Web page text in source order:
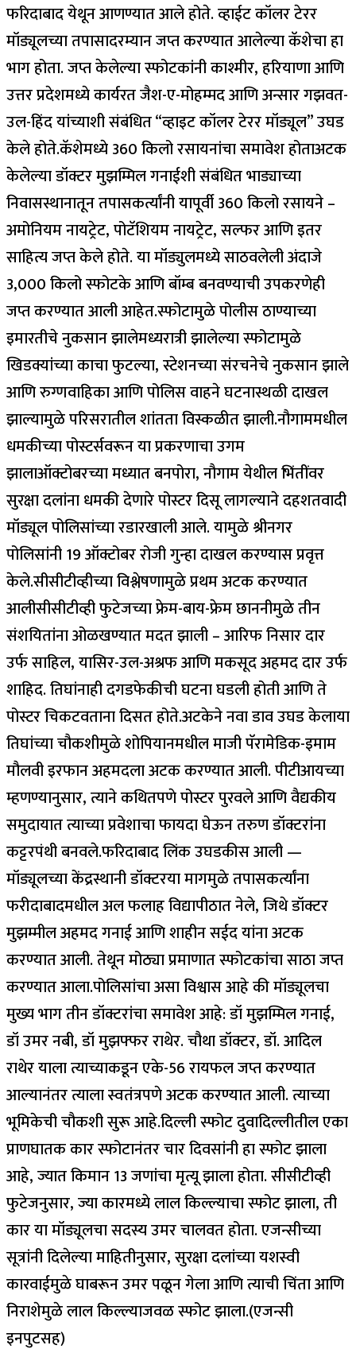
फरिदाबाद येथून आणण्यात आले होते. व्हाईट कॉलर टेरर
मॉड्यूलच्या तपासादरम्यान जप्त करण्यात आलेल्या कॅशेचा हा
भाग होता. जप्त केलेल्या स्फोटकांनी काश्मीर, हरियाणा आणि
उत्तर प्रदेशमध्ये कार्यरत जैश-ए-मोहम्मद आणि अन्सार गझवत-
उल-हिंद यांच्याशी संबंधित “व्हाइट कॉलर टेरर मॉड्यूल” उघड
केले होते.कॅशेमध्ये 360 किलो रसायनांचा समावेश होताअटक
केलेल्या डॉक्टर मुझम्मिल गनाईशी संबंधित भाड्याच्या
निवासस्थानातून तपासकर्त्यांनी यापूर्वी 360 किलो रसायने –
अमोनियम नायट्रेट, पोटॅशियम नायट्रेट, सल्फर आणि इतर
साहित्य जप्त केले होते. या मॉड्युलमध्ये साठवलेली अंदाजे
3,000 किलो स्फोटके आणि बॉम्ब बनवण्याची उपकरणेही
जप्त करण्यात आली आहेत.स्फोटामुळे पोलीस ठाण्याच्या
इमारतीचे नुकसान झालेमध्यरात्री झालेल्या स्फोटामुळे
खिडक्यांच्या काचा फुटल्या, स्टेशनच्या संरचनेचे नुकसान झाले
आणि रुग्णवाहिका आणि पोलिस वाहने घटनास्थळी दाखल
झाल्यामुळे परिसरातील शांतता विस्कळीत झाली.नौगाममधील
धमकीच्या पोस्टर्सवरून या प्रकरणाचा उगम
झालाऑक्टोबरच्या मध्यात बनपोरा, नौगाम येथील भिंतींवर
सुरक्षा दलांना धमकी देणारे पोस्टर दिसू लागल्याने दहशतवादी
मॉड्यूल पोलिसांच्या रडारखाली आले. यामुळे श्रीनगर
पोलिसांनी 19 ऑक्टोबर रोजी गुन्हा दाखल करण्यास प्रवृत्त
केले.सीसीटीव्हीच्या विश्लेषणामुळे प्रथम अटक करण्यात
आलीसीसीटीव्ही फुटेजच्या फ्रेम-बाय-फ्रेम छाननीमुळे तीन
संशयितांना ओळखण्यात मदत झाली – आरिफ निसार दार
उर्फ ​​साहिल, यासिर-उल-अश्रफ आणि मकसूद अहमद दार उर्फ
​​शाहिद. तिघांनाही दगडफेकीची घटना घडली होती आणि ते
पोस्टर चिकटवताना दिसत होते.अटकेने नवा डाव उघड केलाया
तिघांच्या चौकशीमुळे शोपियानमधील माजी पॅरामेडिक-इमाम
मौलवी इरफान अहमदला अटक करण्यात आली. पीटीआयच्या
म्हणण्यानुसार, त्याने कथितपणे पोस्टर पुरवले आणि वैद्यकीय
समुदायात त्याच्या प्रवेशाचा फायदा घेऊन तरुण डॉक्टरांना
कट्टरपंथी बनवले.फरिदाबाद लिंक उघडकीस आली —
मॉड्यूलच्या केंद्रस्थानी डॉक्टरया मागमुळे तपासकर्त्यांना
फरीदाबादमधील अल फलाह विद्यापीठात नेले, जिथे डॉक्टर
मुझम्मील अहमद गनाई आणि शाहीन सईद यांना अटक
करण्यात आली. तेथून मोठ्या प्रमाणात स्फोटकांचा साठा जप्त
करण्यात आला.पोलिसांचा असा विश्वास आहे की मॉड्यूलचा
मुख्य भाग तीन डॉक्टरांचा समावेश आहे: डॉ मुझम्मिल गनाई,
डॉ उमर नबी, डॉ मुझफ्फर राथेर. चौथा डॉक्टर, डॉ. आदिल
राथेर याला त्याच्याकडून एके-56 रायफल जप्त करण्यात
आल्यानंतर त्याला स्वतंत्रपणे अटक करण्यात आली. त्याच्या
भूमिकेची चौकशी सुरू आहे.दिल्ली स्फोटदुवादिल्लीतील एका
प्राणघातक कार स्फोटानंतर चार दिवसांनी हा स्फोट झाला
आहे, ज्यात किमान 13 जणांचा मृत्यू झाला होता. सीसीटीव्ही
फुटेजनुसार, ज्या कारमध्ये लाल किल्ल्याचा स्फोट झाला, ती
कार या मॉड्यूलचा सदस्य उमर चालवत होता. एजन्सीच्या
सूत्रांनी दिलेल्या माहितीनुसार, सुरक्षा दलांच्या यशस्वी
कारवाईमुळे घाबरून उमर पळून गेला आणि त्याची चिंता आणि
निराशेमुळे लाल किल्ल्याजवळ स्फोट झाला.(एजन्सी
इनपुटसह)